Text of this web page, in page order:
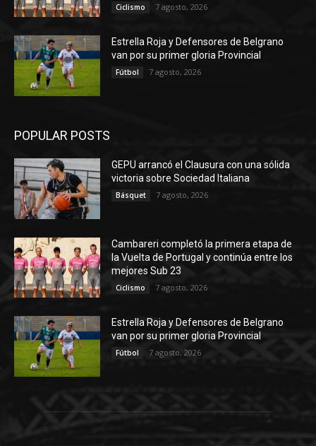
Ciclismo 7 agosto, 2026
Estrella Roja y Defensores de Belgrano
van por su primer gloria Provincial
Fútbol 7 agosto, 2026
POPULAR POSTS
GEPU arrancó el Clausura con una sólida
victoria sobre Sociedad Italiana
Básquet 7 agosto, 2026
Cambareri completó la primera etapa de
la Vuelta de Portugal y continúa entre los
mejores Sub 23
Ciclismo 7 agosto, 2026
Estrella Roja y Defensores de Belgrano
van por su primer gloria Provincial
Fútbol 7 agosto, 2026